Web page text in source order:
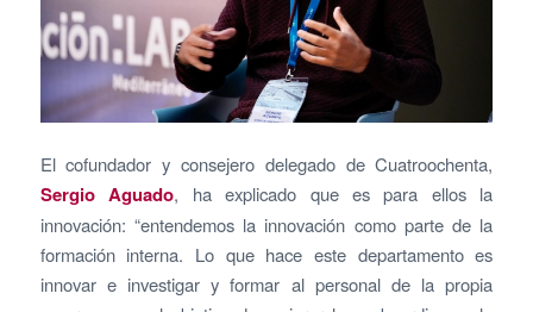
El cofundador y consejero delegado de Cuatroochenta,
Sergio Aguado, ha explicado que es para ellos la
innovación: “entendemos la innovación como parte de la
formación interna. Lo que hace este departamento es
innovar e investigar y formar al personal de la propia